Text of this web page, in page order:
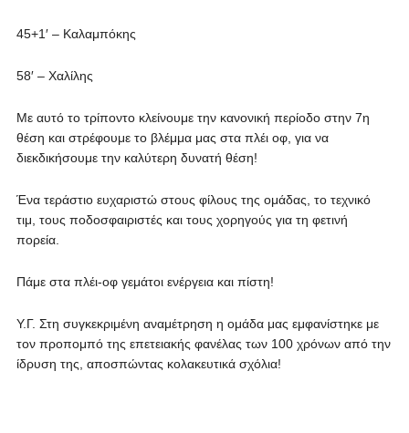
45+1′ – Καλαμπόκης
58′ – Χαλίλης
Με αυτό το τρίποντο κλείνουμε την κανονική περίοδο στην 7η
θέση και στρέφουμε το βλέμμα μας στα πλέι οφ, για να
διεκδικήσουμε την καλύτερη δυνατή θέση!
Ένα τεράστιο ευχαριστώ στους φίλους της ομάδας, το τεχνικό
τιμ, τους ποδοσφαιριστές και τους χορηγούς για τη φετινή
πορεία.
Πάμε στα πλέι-οφ γεμάτοι ενέργεια και πίστη!
Υ.Γ. Στη συγκεκριμένη αναμέτρηση η ομάδα μας εμφανίστηκε με
τον προπομπό της επετειακής φανέλας των 100 χρόνων από την
ίδρυση της, αποσπώντας κολακευτικά σχόλια!